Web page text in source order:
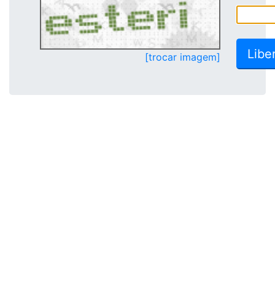
[trocar imagem]